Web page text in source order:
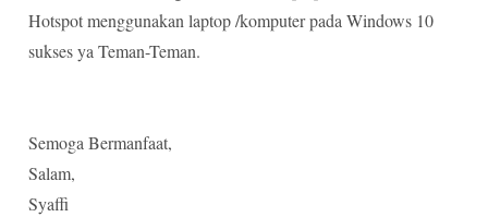
Hotspot menggunakan laptop /komputer pada Windows 10
sukses ya Teman-Teman.
Semoga Bermanfaat,
Salam,
Syaffi